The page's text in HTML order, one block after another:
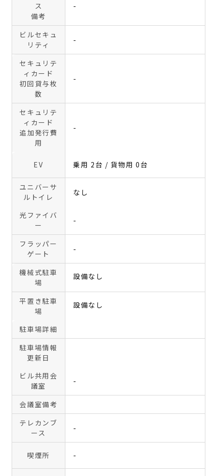
ス
備考
-
ビルセキュ
リティ
-
セキュリテ
ィカード
初回貸与枚
数
-
セキュリテ
ィカード
追加発行費
用
-
EV 乗用 2台 / 貨物用 0台
ユニバーサ
ルトイレ
なし
光ファイバ
ー
-
フラッパー
ゲート
-
機械式駐車
場
設備なし
平置き駐車
場
設備なし
駐車場詳細
駐車場情報
更新日
ビル共用会
議室
-
会議室備考
テレカンブ
ース
-
喫煙所 -